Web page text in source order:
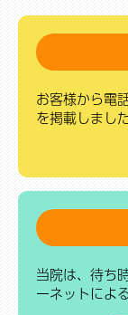
お客様から電
を掲載しまし
当院は、待ち
ーネットによ